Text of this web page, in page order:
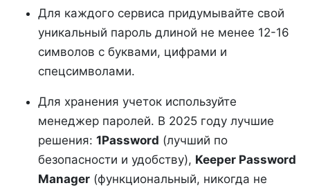
Для каждого сервиса придумывайте свой
уникальный пароль длиной не менее 12-16
символов с буквами, цифрами и
спецсимволами.
Для хранения учеток используйте
менеджер паролей. В 2025 году лучшие
решения: 1Password (лучший по
безопасности и удобству), Keeper Password
Manager (функциональный, никогда не